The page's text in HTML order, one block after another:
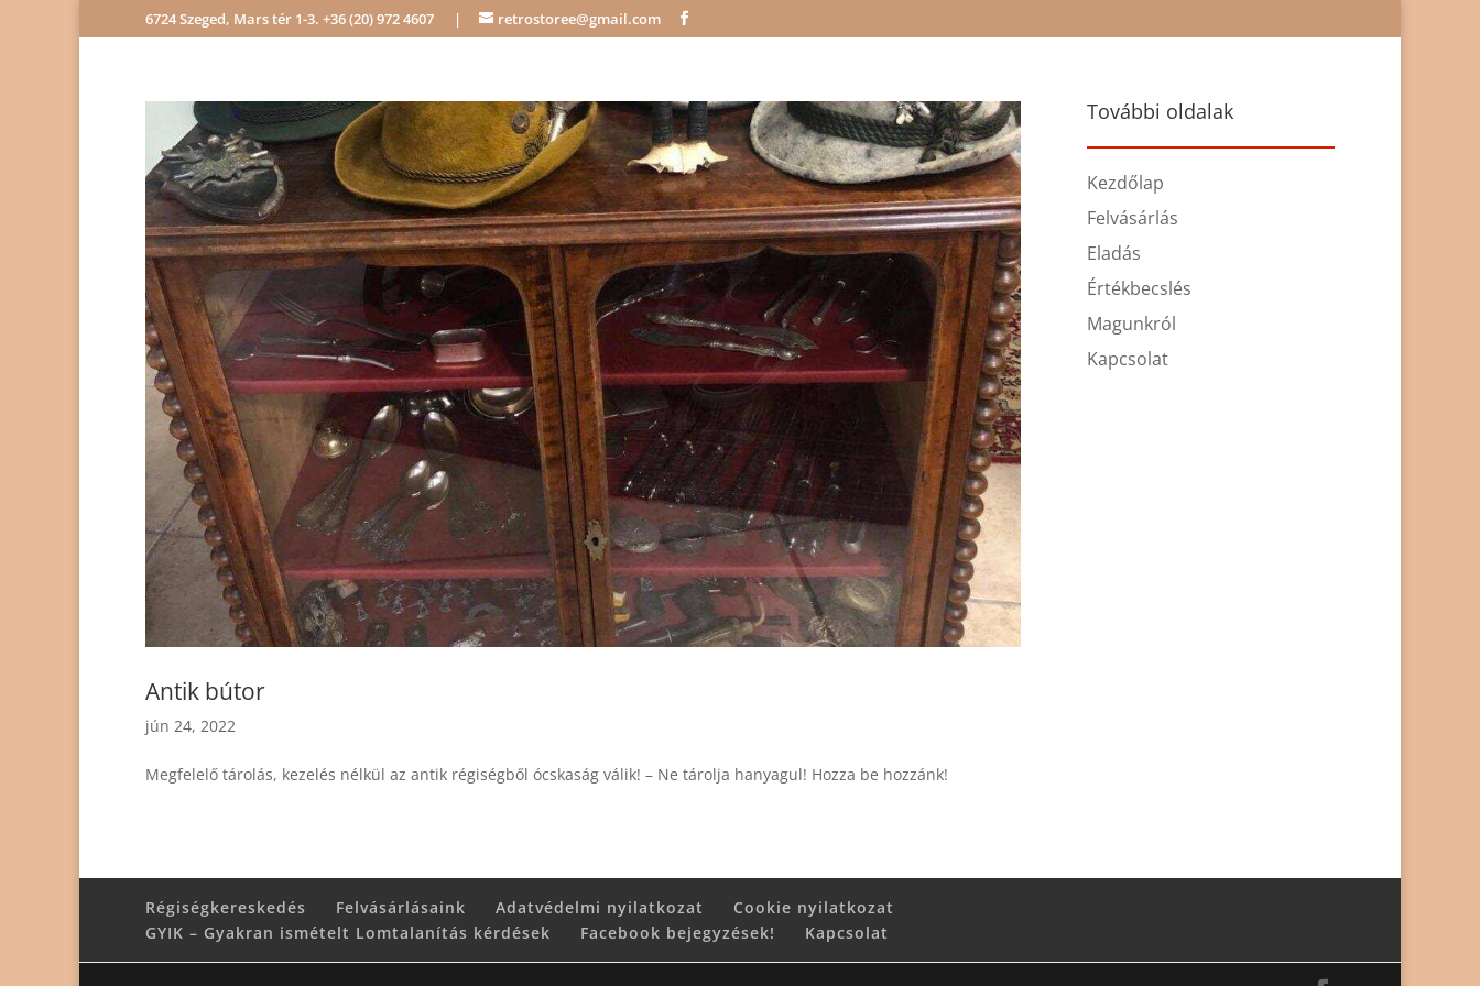
6724 Szeged, Mars tér 1-3. +36 (20) 972 4607 | retrostoree@gmail.com
Antik bútor
jún 24, 2022
Megfelelő tárolás, kezelés nélkül az antik régiségből ócskaság válik! – Ne tárolja hanyagul! Hozza be hozzánk!
További oldalak
Kezdőlap
Felvásárlás
Eladás
Értékbecslés
Magunkról
Kapcsolat
Régiségkereskedés Felvásárlásaink Adatvédelmi nyilatkozat
Cookie nyilatkozat
GYIK – Gyakran ismételt Lomtalanítás kérdések
Facebook bejegyzések! Kapcsolat